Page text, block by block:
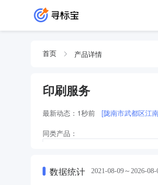
首页 产品详情
印刷服务
最新动态： 1秒前 [陇南市武都区江
同类产品：
印刷服务印刷服务印刷服务印刷服务印
数据统计 2021-08-09～2026-08-